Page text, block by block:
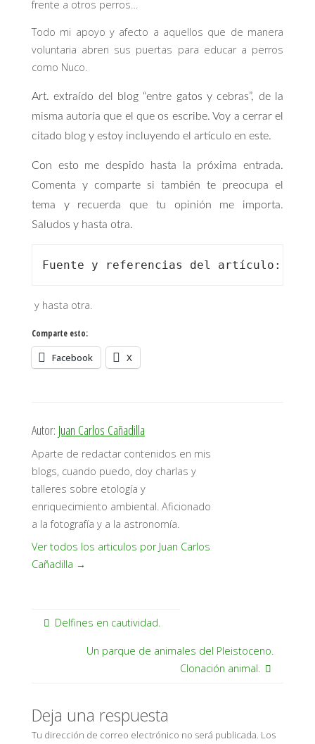
frente a otros perros…
Todo mi apoyo y afecto a aquellos que de manera
voluntaria abren sus puertas para educar a perros
como Nuco.
Art. extraído del blog “entre gatos y cebras”, de la
misma autoría que el que os escribe. Voy a cerrar el
citado blog y estoy incluyendo el artículo en este.
Con esto me despido hasta la próxima entrada.
Comenta y comparte si también te preocupa el
tema y recuerda que tu opinión me importa.
Saludos y hasta otra.
Fuente y referencias del artículo:
y hasta otra.
Comparte esto:
Facebook X
Autor: Juan Carlos Cañadilla
Aparte de redactar contenidos en mis
blogs, cuando puedo, doy charlas y
talleres sobre etología y
enriquecimiento ambiental. Aficionado
a la fotografía y a la astronomía.
Ver todos los articulos por Juan Carlos
Cañadilla →
Delfines en cautividad.
Un parque de animales del Pleistoceno.
Clonación animal.
Deja una respuesta
Tu dirección de correo electrónico no será publicada. Los